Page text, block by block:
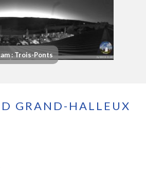
: Trois-Ponts
GRAND-HALLEUX